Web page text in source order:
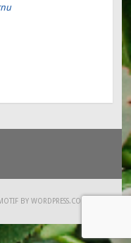
BYWORDPRESS.COM